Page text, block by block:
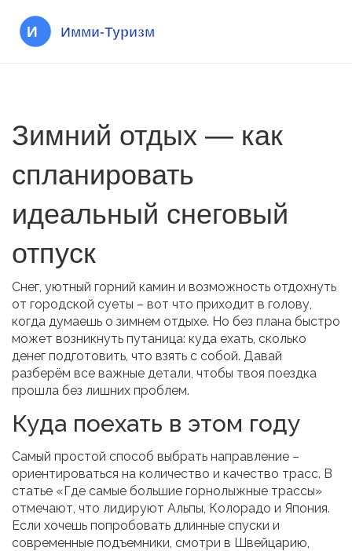
Зимний отдых — как
спланировать
идеальный снеговый
отпуск
Снег, уютный горний камин и возможность отдохнуть
от городской суеты – вот что приходит в голову,
когда думаешь о зимнем отдыхе. Но без плана быстро
может возникнуть путаница: куда ехать, сколько
денег подготовить, что взять с собой. Давай
разберём все важные детали, чтобы твоя поездка
прошла без лишних проблем.
Куда поехать в этом году
Самый простой способ выбрать направление –
ориентироваться на количество и качество трасс. В
статье «Где самые большие горнолыжные трассы»
отмечают, что лидируют Альпы, Колорадо и Япония.
Если хочешь попробовать длинные спуски и
современные подъемники, смотри в Швейцарию,